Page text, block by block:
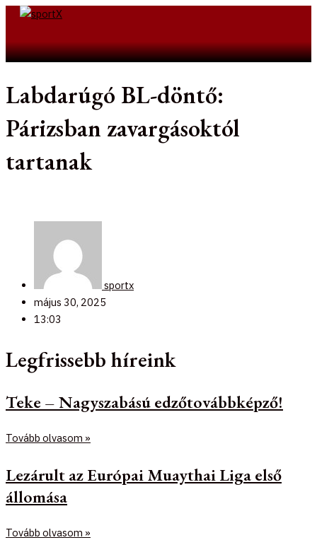
Skip
Labdarúgó BL-döntő:
Párizsban zavargásoktól
tartanak
sportx
május 30, 2025
13:03
Legfrissebb híreink
Teke – Nagyszabású edzőtovábbképző!
Tovább olvasom »
Lezárult az Európai Muaythai Liga első
állomása
Tovább olvasom »